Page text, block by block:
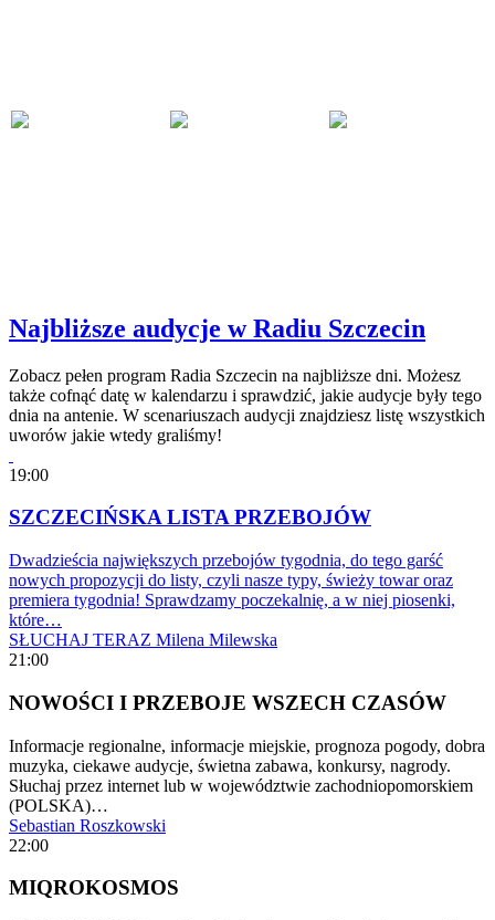
Najbliższe audycje w Radiu Szczecin
Zobacz pełen program Radia Szczecin na najbliższe dni. Możesz
także cofnąć datę w kalendarzu i sprawdzić, jakie audycje były tego
dnia na antenie. W scenariuszach audycji znajdziesz listę wszystkich
uworów jakie wtedy graliśmy!
19:00
SZCZECIŃSKA LISTA PRZEBOJÓW
Dwadzieścia największych przebojów tygodnia, do tego garść
nowych propozycji do listy, czyli nasze typy, świeży towar oraz
premiera tygodnia! Sprawdzamy poczekalnię, a w niej piosenki,
które…
SŁUCHAJ TERAZ Milena Milewska
21:00
NOWOŚCI I PRZEBOJE WSZECH CZASÓW
Informacje regionalne, informacje miejskie, prognoza pogody, dobra
muzyka, ciekawe audycje, świetna zabawa, konkursy, nagrody.
Słuchaj przez internet lub w województwie zachodniopomorskiem
(POLSKA)…
Sebastian Roszkowski
22:00
MIQROKOSMOS